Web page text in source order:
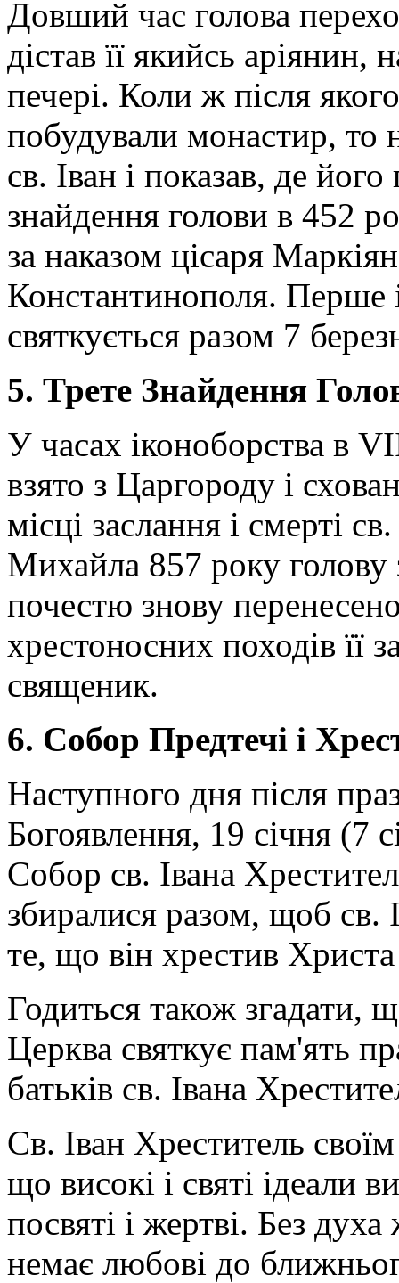
Довший час голова
дістав її якийсь аріянин,
печері. Коли ж після
побудували монастир, то
св. Іван і показав, де
знайдення голови в 452
за наказом цісаря
Константинополя. Перше
святкується разом 7
5. Трете Знайдення
У часах іконоборства в
взято з Царгороду і
місці заслання і смерті
Михайла 857 року голову
почестю знову
хрестоносних походів її
священик.
6. Собор Предтечі і
Наступного дня після
Богоявлення, 19 січня (7
Собор св. Івана
збиралися разом, щоб св.
те, що він хрестив
Годиться також згадати,
Церква святкує пам'ять
батьків св. Івана
Св. Іван Хреститель
що високі і святі ідеали
посвяті і жертві. Без
немає любові до